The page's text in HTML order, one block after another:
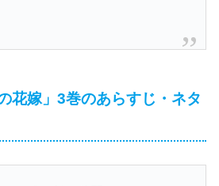
花嫁」3巻のあらすじ・ネタ